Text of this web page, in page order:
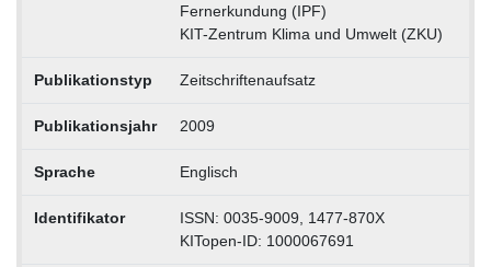
Fernerkundung (IPF)
KIT-Zentrum Klima und Umwelt (ZKU)
Publikationstyp Zeitschriftenaufsatz
Publikationsjahr 2009
Sprache Englisch
Identifikator
ISSN: 0035-9009, 1477-870X
KITopen-ID: 1000067691